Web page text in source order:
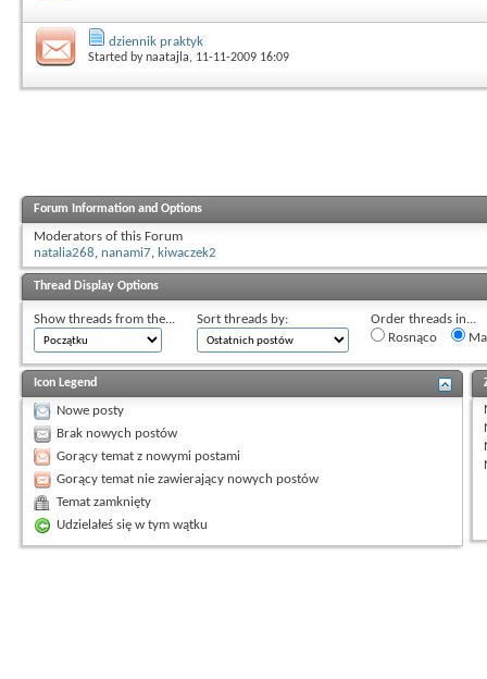
dziennik praktyk
Started bynaatajla, 11-11-2009 16:09
Forum Information and Options
Moderators of this Forum
natalia268, nanami7, kiwaczek2
Thread Display Options
Show threads from the... Sort threads by:
Order threads in...
Rosnąco
Icon Legend
Nowe posty
Brak nowych postów
Gorący temat z nowymi postami
Gorący temat nie zawierający nowych postów
Temat zamknięty
Udzielałeś się w tym wątku